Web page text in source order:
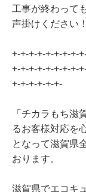
工事が終わって
声掛けください！
+-+-+-+-+-+-+-+-
+-+-+-+-+-+-+-+-
+-+-+-+-+-+-
「チカラもち滋
るお客様対応を
となって滋賀県
おります。
滋賀県でエコキ